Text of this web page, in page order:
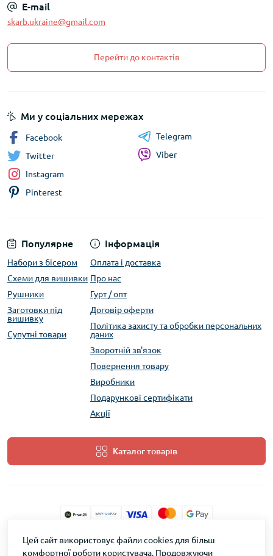
E-mail
skarb.ukraine@gmail.com
Перейти до контактів
Популярне
Набори з бісером
Схеми для вишивки
Рушники
Заготовки під
вишивку
Супутні товари
Інформація
Оплата і доставка
Про нас
Гурт / опт
Договір оферти
Політика захисту та обробки персональних
даних
Зворотній зв'язок
Повернення товару
Виробники
Подарункові сертифікати
Акції
Каталог товарів
Ми у соціальних мережах
Facebook
Twitter
Instagram
Pinterest
Telegram
Viber
ТМ Скарб © 2026
Цей сайт використовує файли cookies для більш
комфортної роботи користувача. Продовжуючи